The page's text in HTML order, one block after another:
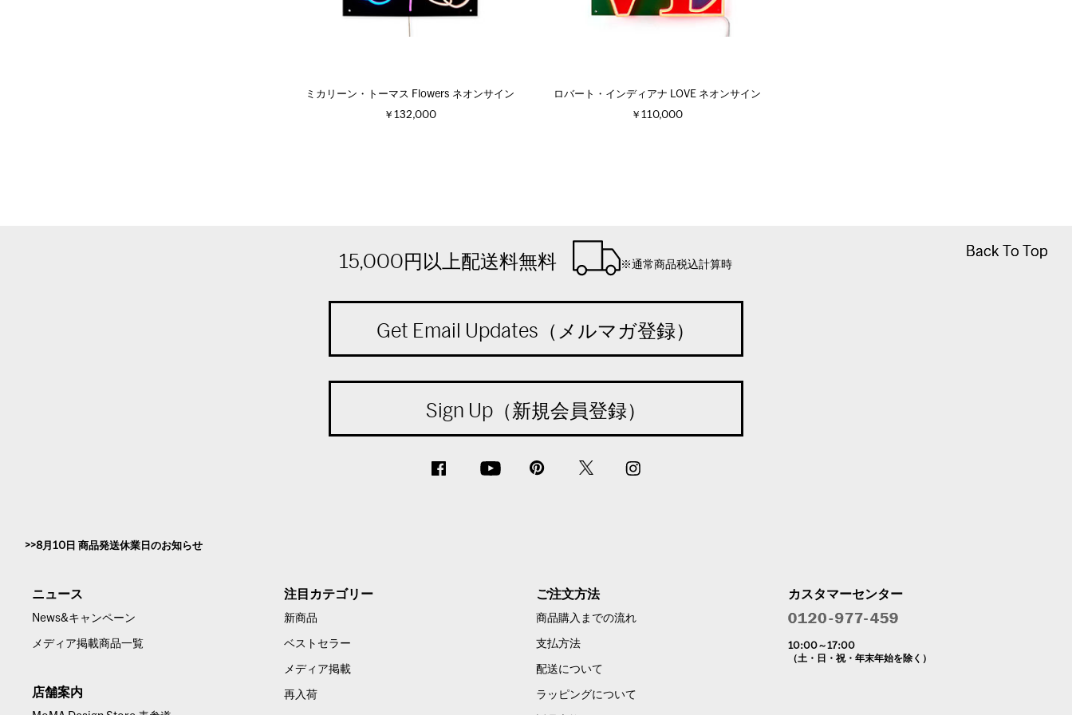
ミカリーン・トーマス Flowers ネオンサイン
￥132,000
ロバート・インディアナ LOVE ネオンサイン
￥110,000
Back To Top
Back To Top
15,000円以上配送料無料 ※通常商品税込計算時
Get Email Updates（メルマガ登録）
Sign Up（新規会員登録）
8月10日 商品発送休業日のお知らせ
ニュース
News&キャンペーン
メディア掲載商品一覧
店舗案内
注目カテゴリー
新商品
ベストセラー
メディア掲載
再入荷
ご注文方法
商品購入までの流れ
支払方法
配送について
ラッピングについて
カスタマーセンター
10:00～17:00
（土・日・祝・年末年始を除く）